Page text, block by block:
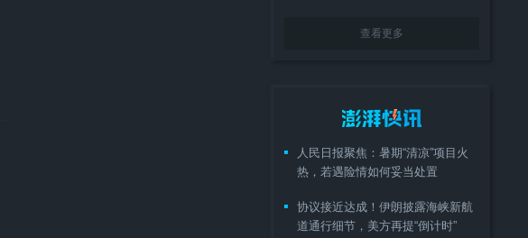
查看更多
人民日报聚焦：暑期“清凉”项目火
热，若遇险情如何妥当处置
协议接近达成！伊朗披露海峡新航
道通行细节，美方再提“倒计时”